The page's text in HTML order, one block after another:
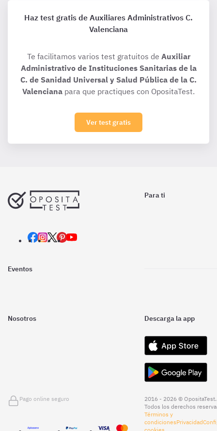
Haz test gratis de Auxiliares Administrativos C.
Valenciana
Te facilitamos varios test gratuitos de Auxiliar
Administrativo de Instituciones Sanitarias de la
C. de Sanidad Universal y Salud Pública de la C.
Valenciana para que practiques con OpositaTest.
Ver test gratis
Para ti
Eventos
Nosotros Descarga la app
Pago online seguro
2016 - 2026 © OpositaTest.
Todos los derechos
Términos y
condicionesPrivacidad